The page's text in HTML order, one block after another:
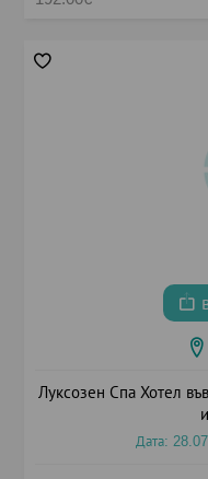
Луксозен Спа Хотел
Дата: